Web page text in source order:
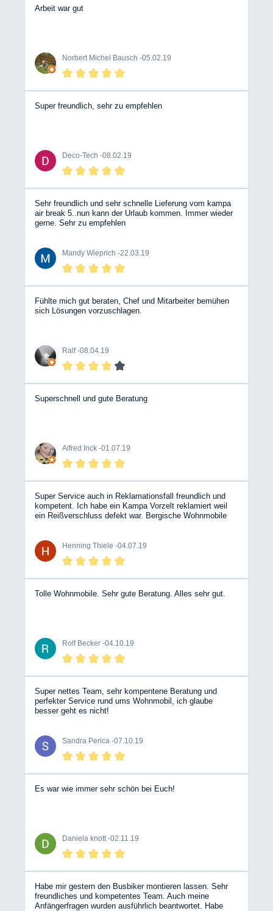
Arbeit war gut
Norbert Michel Bausch -05.02.19
Super freundlich, sehr zu empfehlen
Deco-Tech -08.02.19
Sehr freundlich und sehr schnelle Lieferung vom kampa
air break 5..nun kann der Urlaub kommen. Immer wieder
gerne. Sehr zu empfehlen
Mandy Wieprich -22.03.19
Fühlte mich gut beraten, Chef und Mitarbeiter bemühen
sich Lösungen vorzuschlagen.
Ralf -08.04.19
Superschnell und gute Beratung
Alfred Inck -01.07.19
Super Service auch in Reklamationsfall freundlich und
kompetent. Ich habe ein Kampa Vorzelt reklamiert weil
ein Reißverschluss defekt war. Bergische Wohnmobile
geliefert. Meine Nachfragen wurden stets freundlich und
zeitnah beantwortet. Besser geht es nicht! Mir hat das so
gut gefallen, dass ich gleich noch ein Erweiterungszelt
Henning Thiele -04.07.19
Tolle Wohnmobile. Sehr gute Beratung. Alles sehr gut.
Rolf Becker -04.10.19
Super nettes Team, sehr kompentene Beratung und
perfekter Service rund ums Wohnmobil, ich glaube
besser geht es nicht!
Sandra Perica -07.10.19
Es war wie immer sehr schön bei Euch!
Daniela knott -02.11.19
Habe mir gestern den Busbiker montieren lassen. Sehr
freundliches und kompetentes Team. Auch meine
Anfängerfragen wurden ausführlich beantwortet. Habe